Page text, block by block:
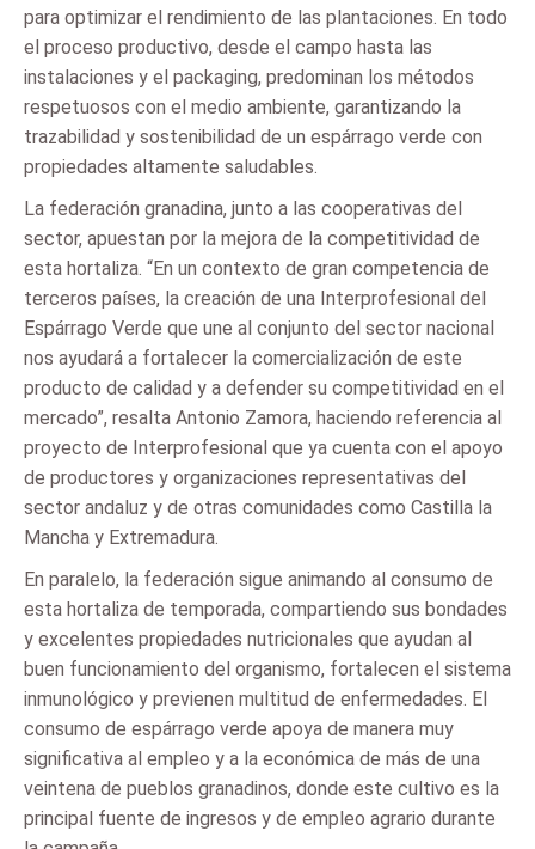
para optimizar el rendimiento de las plantaciones. En todo
el proceso productivo, desde el campo hasta las
instalaciones y el packaging, predominan los métodos
respetuosos con el medio ambiente, garantizando la
trazabilidad y sostenibilidad de un espárrago verde con
propiedades altamente saludables.
La federación granadina, junto a las cooperativas del
sector, apuestan por la mejora de la competitividad de
esta hortaliza. “En un contexto de gran competencia de
terceros países, la creación de una Interprofesional del
Espárrago Verde que une al conjunto del sector nacional
nos ayudará a fortalecer la comercialización de este
producto de calidad y a defender su competitividad en el
mercado”, resalta Antonio Zamora, haciendo referencia al
proyecto de Interprofesional que ya cuenta con el apoyo
de productores y organizaciones representativas del
sector andaluz y de otras comunidades como Castilla la
Mancha y Extremadura.
En paralelo, la federación sigue animando al consumo de
esta hortaliza de temporada, compartiendo sus bondades
y excelentes propiedades nutricionales que ayudan al
buen funcionamiento del organismo, fortalecen el sistema
inmunológico y previenen multitud de enfermedades. El
consumo de espárrago verde apoya de manera muy
significativa al empleo y a la económica de más de una
veintena de pueblos granadinos, donde este cultivo es la
principal fuente de ingresos y de empleo agrario durante